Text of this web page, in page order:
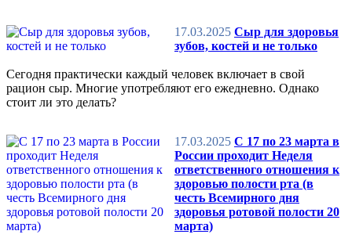
17.03.2025 Сыр для здоровья
зубов, костей и не только
Сегодня практически каждый человек включает в свой
рацион сыр. Многие употребляют его ежедневно. Однако
стоит ли это делать?
17.03.2025 С 17 по 23 марта в
России проходит Неделя
ответственного отношения к
здоровью полости рта (в
честь Всемирного дня
здоровья ротовой полости 20
марта)